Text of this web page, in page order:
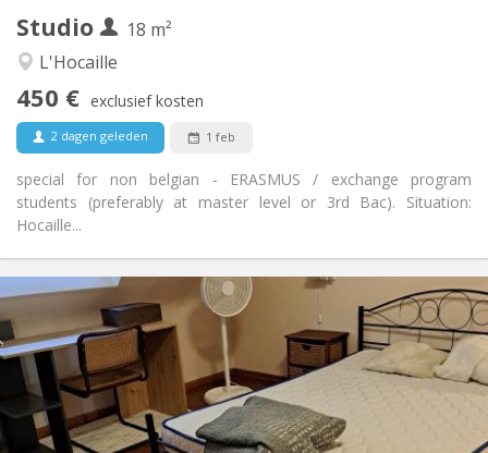
Studio
18 m²
L'Hocaille
450 € exclusief kosten
2 dagen geleden 1 feb
special for non belgian - ERASMUS / exchange program
students (preferably at master level or 3rd Bac). Situation:
Hocaille...
Praktische Informatie
Huur:
450 €
Kosten:
50 €
Duur:
12 maanden
Domiciliëring: